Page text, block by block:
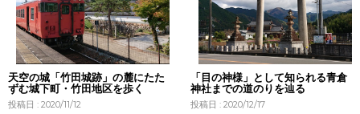
天空の城「竹田城跡」の麓にたた
ずむ城下町・竹田地区を歩く
投稿日 : 2020/11/12
「目の神様」として知られる青倉
神社までの道のりを辿る
投稿日 : 2020/12/17